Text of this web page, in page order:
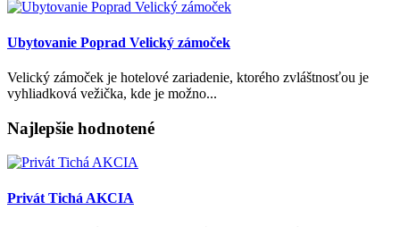
Ubytovanie Poprad Velický zámoček
Velický zámoček je hotelové zariadenie, ktorého zvláštnosťou je
vyhliadková vežička, kde je možno...
Najlepšie hodnotené
Privát Tichá AKCIA